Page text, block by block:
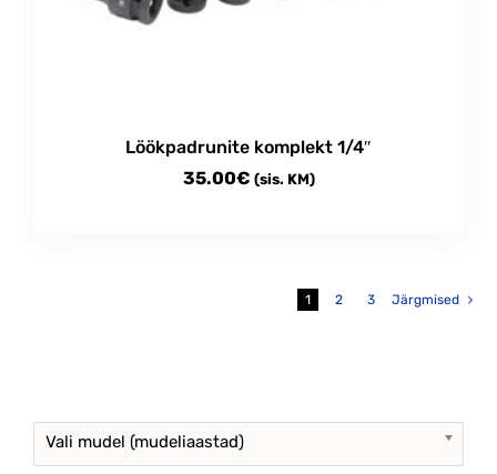
Löökpadrunite komplekt 1/4″
35.00€ (sis. KM)
1 2 3 Järgmised
Vali mudel (mudeliaastad)